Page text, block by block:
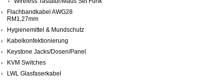
Flachbandkabel AWG28
RM1,27mm
Hygienemittel & Mundschutz
Kabelkonfektionierung
Keystone Jacks/Dosen/Panel
KVM Switches
LWL Glasfaserkabel